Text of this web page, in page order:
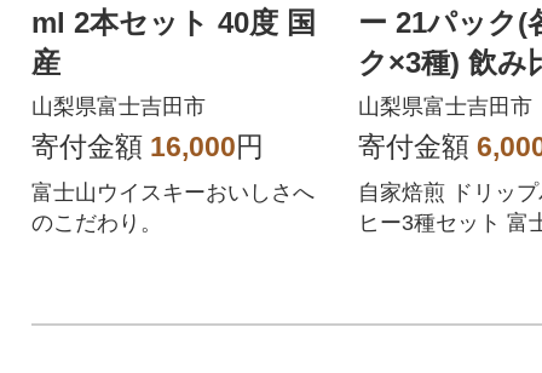
ml 2本セット 40度 国
産
山梨県富士吉田市
寄付金額 16,000円
富士山ウイスキーおいしさへ
のこだわり。
ー 21パック(
ク×3種) 飲み
セット 富士
んど
山梨県富士吉田市
寄付金額
自家焙煎 ドリッ
ヒー3種セット 富